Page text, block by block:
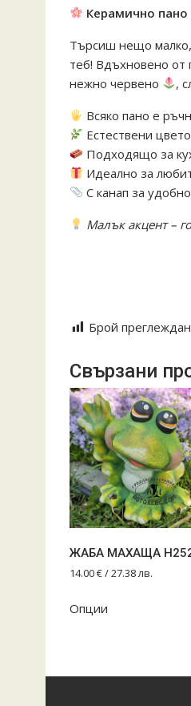
Керамично пано
Търсиш нещо
теб! Вдъхновено от
нежно червено
,
Всяко пано е
Естествени
Подходящо за
Идеално за
С канап за
Малък акцент –
Брой
Свързани
ЖАБА МАХАЩА
14.00€/ 27.38 лв.
Опции